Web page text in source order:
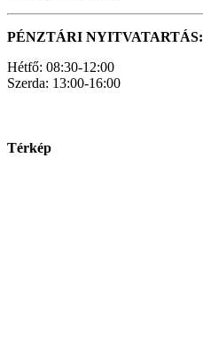
PÉNZTÁRI NYITVATARTÁS:
Hétfő: 08:30-12:00
Szerda: 13:00-16:00
Térkép